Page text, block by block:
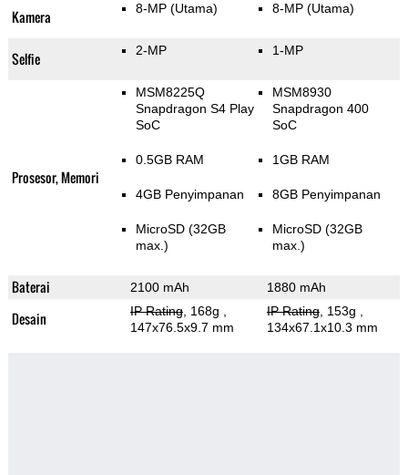
Kamera 8-MP (Utama) 8-MP (Utama)
Selfie 2-MP 1-MP
Prosesor, Memori
MSM8225Q
Snapdragon S4 Play
SoC
0.5GB RAM
4GB Penyimpanan
MicroSD (32GB
max.)
MSM8930
Snapdragon 400
SoC
1GB RAM
8GB Penyimpanan
MicroSD (32GB
max.)
Baterai 2100 mAh 1880 mAh
Desain IP Rating, 168g
147x76.5x9.7 mm
IP Rating, 153g
134x67.1x10.3 mm